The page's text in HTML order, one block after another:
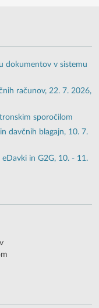
dokumentov v sistemu
računov, 22. 7. 2026,
sporočilom
davčnih blagajn, 10. 7.
in G2G, 10. - 11.